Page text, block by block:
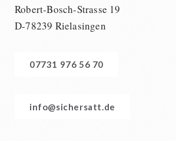
Robert-Bosch-Strasse 19
D-78239 Rielasingen
07731 976 56 70
info@sichersatt.de